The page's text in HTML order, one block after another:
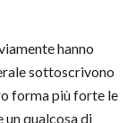
hanno
sottoscrivono
forma più forte le
un qualcosa di